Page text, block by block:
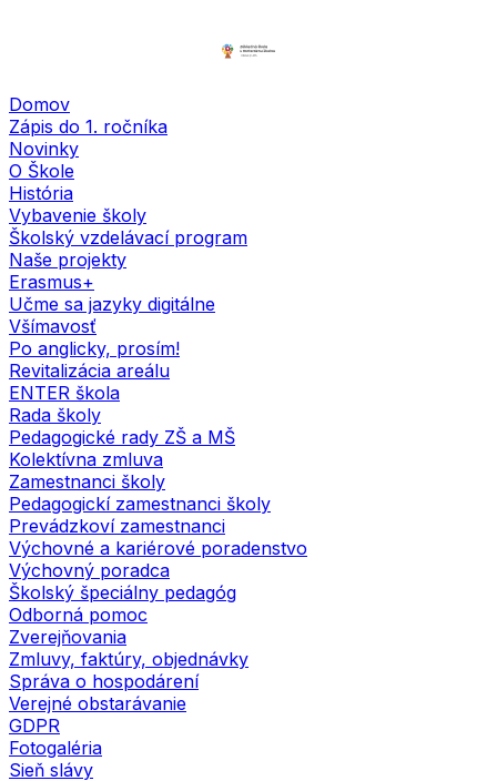
Domov
Zápis do 1. ročníka
Novinky
O Škole
História
Vybavenie školy
Školský vzdelávací program
Naše projekty
Erasmus+
Učme sa jazyky digitálne
Všímavosť
Po anglicky, prosím!
Revitalizácia areálu
ENTER škola
Rada školy
Pedagogické rady ZŠ a MŠ
Kolektívna zmluva
Zamestnanci školy
Pedagogickí zamestnanci školy
Prevádzkoví zamestnanci
Výchovné a kariérové poradenstvo
Výchovný poradca
Školský špeciálny pedagóg
Odborná pomoc
Zverejňovania
Zmluvy, faktúry, objednávky
Správa o hospodárení
Verejné obstarávanie
GDPR
Fotogaléria
Sieň slávy